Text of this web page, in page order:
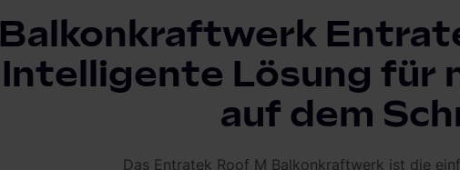
Balkonkraftwerk
Intelligente Lösung für
auf dem
Das Entratek Roof M Balkonkraftwerk ist die